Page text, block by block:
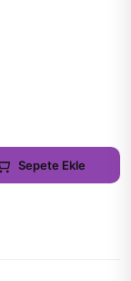
Sepete Ekle